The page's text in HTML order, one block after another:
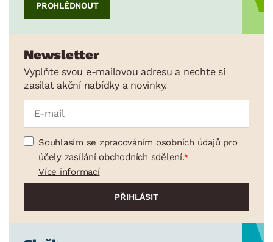
PROHLÉDNOUT
Newsletter
Vyplňte svou e-mailovou adresu a nechte si
zasílat akční nabídky a novinky.
Souhlasím se zpracováním osobních údajů pro
účely zasílání obchodních sdělení.
Více informací